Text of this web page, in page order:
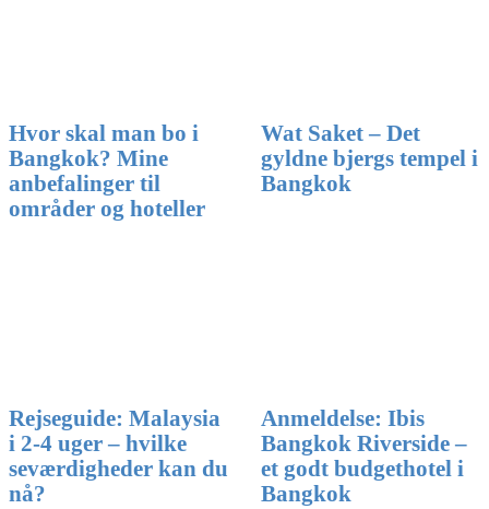
Hvor skal man bo i
Bangkok? Mine
anbefalinger til
områder og hoteller
Wat Saket – Det
gyldne bjergs tempel i
Bangkok
Rejseguide: Malaysia
i 2-4 uger – hvilke
seværdigheder kan du
nå?
Anmeldelse: Ibis
Bangkok Riverside –
et godt budgethotel i
Bangkok